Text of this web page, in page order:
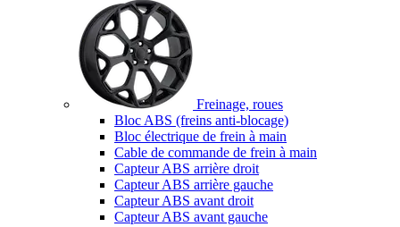
Freinage, roues
Bloc ABS (freins anti-blocage)
Bloc électrique de frein à main
Cable de commande de frein à main
Capteur ABS arrière droit
Capteur ABS arrière gauche
Capteur ABS avant droit
Capteur ABS avant gauche